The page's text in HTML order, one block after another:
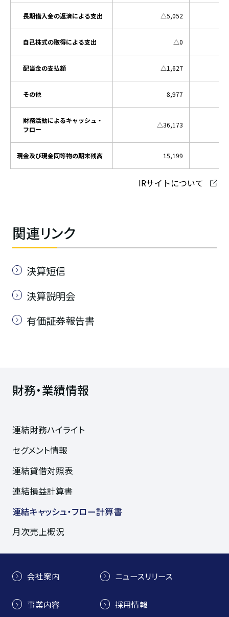
長期借入金の返済による支出 △5,052
自己株式の取得による支出 △0
配当金の支払額 △1,627
その他 8,977
財務活動によるキャッシュ・
フロー
△36,173
現金及び現金同等物の期末残高 15,199
IRサイトについて
関連リンク
決算短信
決算説明会
有価証券報告書
財務・業績情報
連結財務ハイライト
セグメント情報
連結貸借対照表
連結損益計算書
連結キャッシュ・フロー計算書
月次売上概況
会社案内
事業内容
ニュースリリース
採用情報